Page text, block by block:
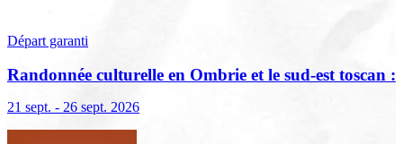
Départ garanti
Randonnée culturelle en Ombrie et le sud-est toscan :
21 sept. - 26 sept. 2026